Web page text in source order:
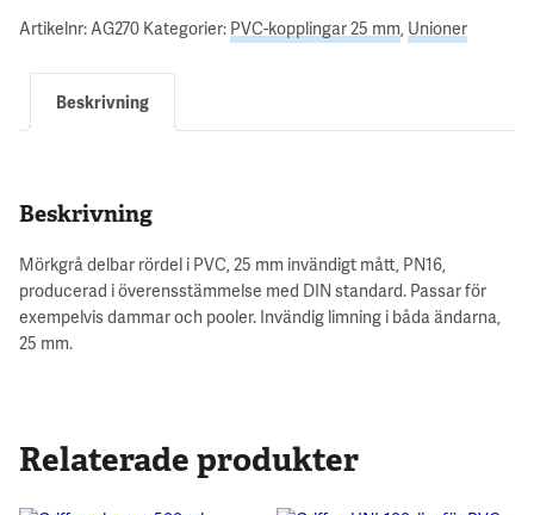
Artikelnr: AG270 Kategorier: PVC-kopplingar 25 mm Unioner
Beskrivning
Beskrivning
Mörkgrå delbar rördel i PVC, 25 mm invändigt mått, PN16,
producerad i överensstämmelse med DIN standard. Passar för
exempelvis dammar och pooler. Invändig limning i båda ändarna,
25 mm.
Relaterade produkter